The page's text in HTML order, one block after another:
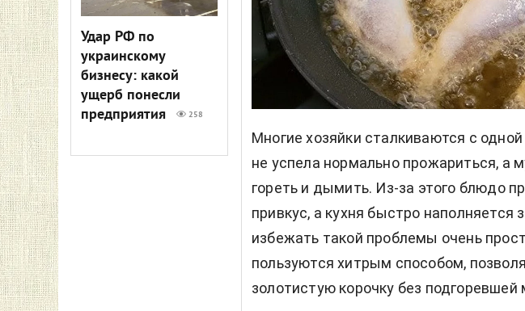
Удар РФ по
украинскому
бизнесу: какой
ущерб понесли
предприятия
258
Многие хозяйки сталкиваются с
не успела нормально прожариться, а
гореть и дымить. Из-за этого блюдо
привкус, а кухня быстро
избежать такой проблемы очень
пользуются хитрым способом,
золотистую корочку без подгоревшей